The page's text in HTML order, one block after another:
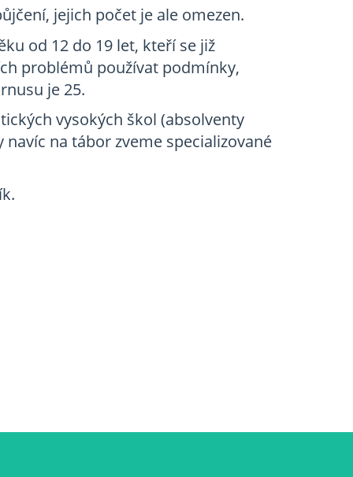
jejich počet je ale omezen.
od 12 do 19 let, kteří se již
problémů používat podmínky,
je 25.
vysokých škol (absolventy
na tábor zveme specializované